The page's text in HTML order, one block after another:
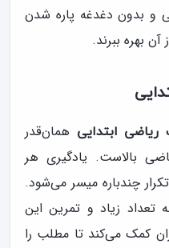
و بدون دغدغه پاره شدن
بهره ببرند.
ریاضی ابتدایی همان‌قدر
بالاست. یادگیری هر
چندباره میسر می‌شود.
تعداد زیاد و تمرین این
کمک می‌کند تا مطلب را